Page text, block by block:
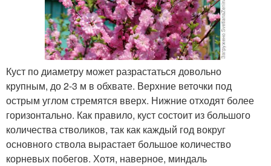
Куст по диаметру может разрастаться довольно
крупным, до 2-3 м в обхвате. Верхние веточки под
острым углом стремятся вверх. Нижние отходят более
горизонтально. Как правило, куст состоит из большого
количества стволиков, так как каждый год вокруг
основного ствола вырастает большое количество
корневых побегов. Хотя, наверное, миндаль